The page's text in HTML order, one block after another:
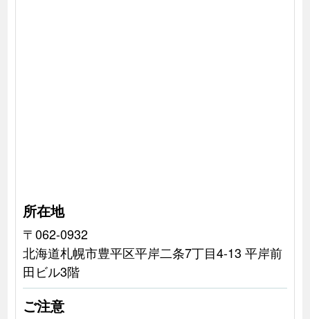
所在地
〒062-0932
北海道札幌市豊平区平岸二条7丁目4-13 平岸前
田ビル3階
ご注意